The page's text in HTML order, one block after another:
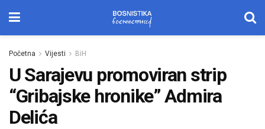
Početna Vijesti BiH
U Sarajevu promoviran strip
“Gribajske hronike” Admira
Delića